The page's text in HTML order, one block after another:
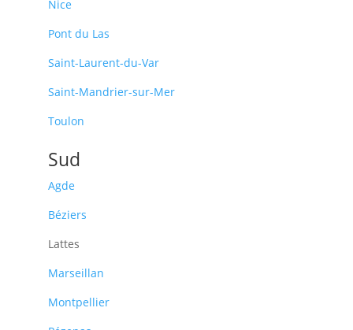
Nice
Pont du Las
Saint-Laurent-du-Var
Saint-Mandrier-sur-Mer
Toulon
Sud
Agde
Béziers
Lattes
Marseillan
Montpellier